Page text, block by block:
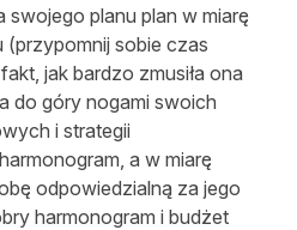
swojego planu plan w miarę
(przypomnij sobie czas
jak bardzo zmusiła ona
do góry nogami swoich
i strategii
a w miarę
odpowiedzialną za jego
harmonogram i budżet